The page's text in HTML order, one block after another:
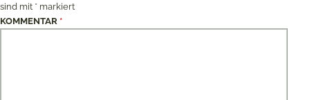
sind mit * markiert
KOMMENTAR *